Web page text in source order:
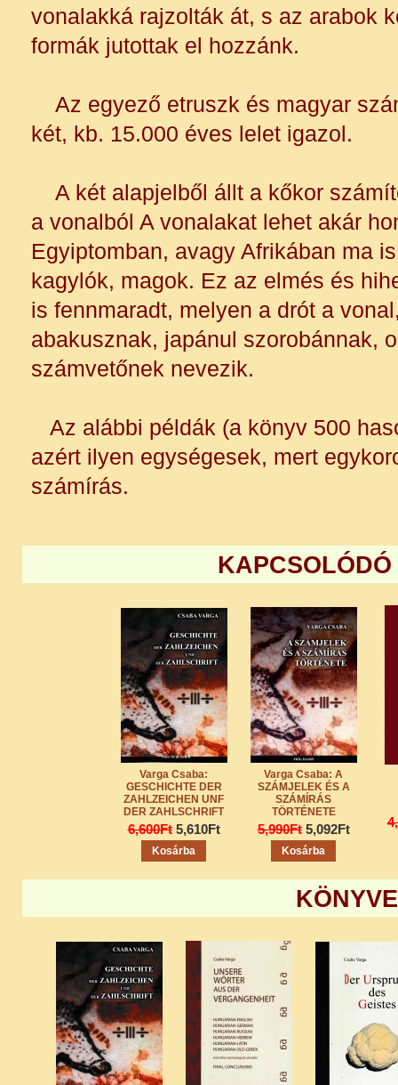
vonalakká rajzolták át, s az arabok
formák jutottak el hozzánk.
Az egyező etruszk és magyar
két, kb. 15.000 éves lelet igazol.
A két alapjelből állt a kőkor
a vonalból A vonalakat lehet akár
Egyiptomban, avagy Afrikában ma
kagylók, magok. Ez az elmés és
is fennmaradt, melyen a drót a
abakusznak, japánul szorobánnak,
számvetőnek nevezik.
Az alábbi példák (a könyv 500
azért ilyen egységesek, mert
számírás.
Varga Csaba:
GESCHICHTE DER
ZAHLZEICHEN UNF
DER ZAHLSCHRIFT
6,600Ft 5,610Ft
Kosárba
Varga Csaba: A
SZÁMJELEK ÉS A
SZÁMÍRÁS
TÖRTÉNETE
5,990Ft 5,092Ft
Kosárba